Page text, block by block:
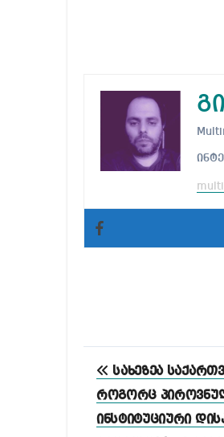
პოსტის
ნავიგაცია
სახეზეა
როგორც
ინსტიტუციური